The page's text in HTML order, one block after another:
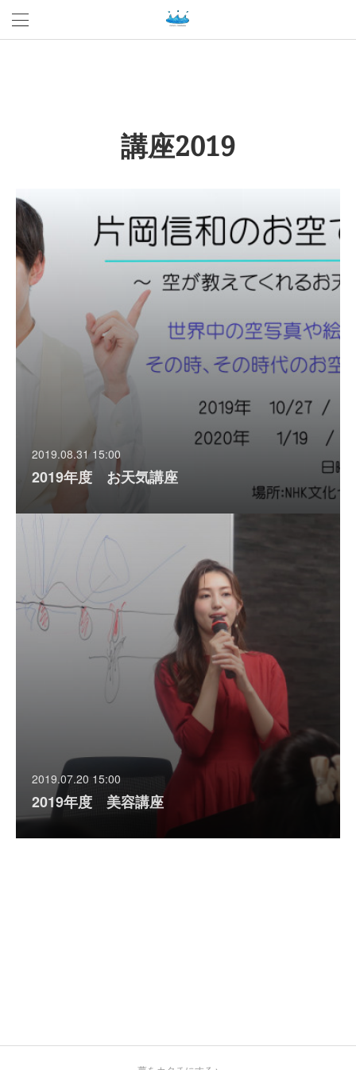
講座2019
2019.08.31 15:00
2019年度 お天気講座
2019.07.20 15:00
2019年度 美容講座